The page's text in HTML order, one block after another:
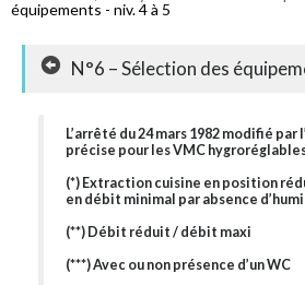
équipements - niv. 4 à 5
N°6 – Sélection des
L’arrêté du 24 mars 1982 modifié
précise pour les VMC
(*) Extraction cuisine en position
en débit minimal par absence
(**) Débit réduit / débit maxi
(***) Avec ou non présence d’un WC